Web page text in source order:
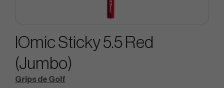
IOmic Sticky 5.5 Red
(Jumbo)
Grips de Golf